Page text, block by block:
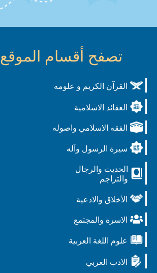
تصفح أقسام الموقع
القرآن الكريم و علومه
العقائد الاسلامية
الفقه الاسلامي واصوله
سيرة الرسول وآله
الحديث والرجال
والتراجم
الأخلاق والادعية
الاسرة والمجتمع
علوم اللغة العربية
الادب العربي